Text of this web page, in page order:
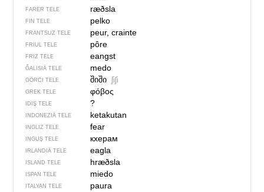
FARER TELE ræðsla
FIN TELE pelko
FRANTSUZ TELE peur, crainte
FRIUL TELE pôre
FRIZ TELE eangst
ĞALISIÄ TELE medo
GÖRCI TELE შიში ʃiʃi
GREK TELE φόβος
IDIŞ TELE ?
INDONEZIÄ TELE ketakutan
INGLIZ TELE fear
INGUŞ TELE кхерам
IRLANDIÄ TELE eagla
ISLAND TELE hræðsla
ISPAN TELE miedo
ITALYAN TELE paura